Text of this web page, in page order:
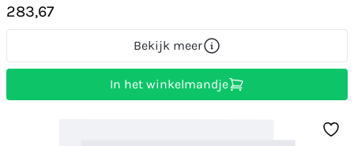
283,67
Bekijk meer
In het winkelmandje